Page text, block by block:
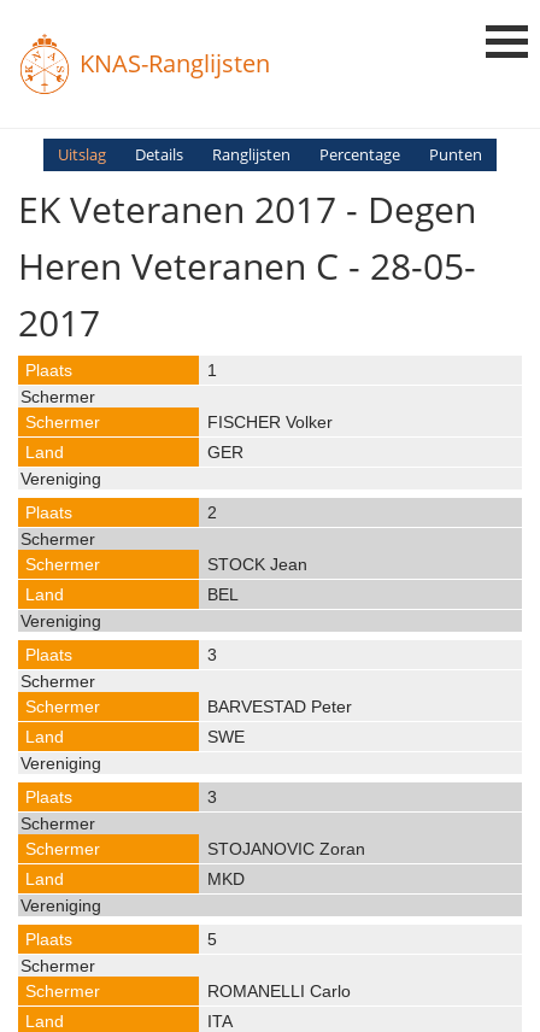
KNAS-Ranglijsten
Login
Ranglijsten
Uitslag Details Ranglijsten Percentage Punten
EK Veteranen 2017 - Degen
Heren Veteranen C - 28-05-
2017
1
FISCHER Volker
GER
2
STOCK Jean
BEL
3
BARVESTAD Peter
SWE
3
STOJANOVIC Zoran
MKD
5
ROMANELLI Carlo
ITA